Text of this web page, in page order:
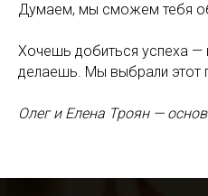
Думаем, мы сможем тебя
Хочешь добиться успеха —
делаешь. Мы выбрали этот
Олег и Елена Троян —